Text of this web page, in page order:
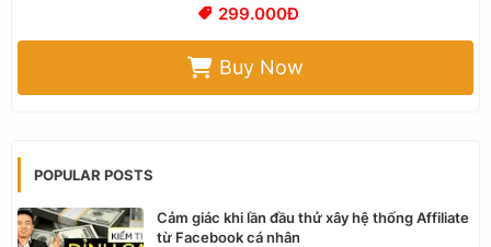
299.000Đ
Buy Now
POPULAR POSTS
Cảm giác khi lần đầu thử xây hệ thống Affiliate
từ Facebook cá nhân